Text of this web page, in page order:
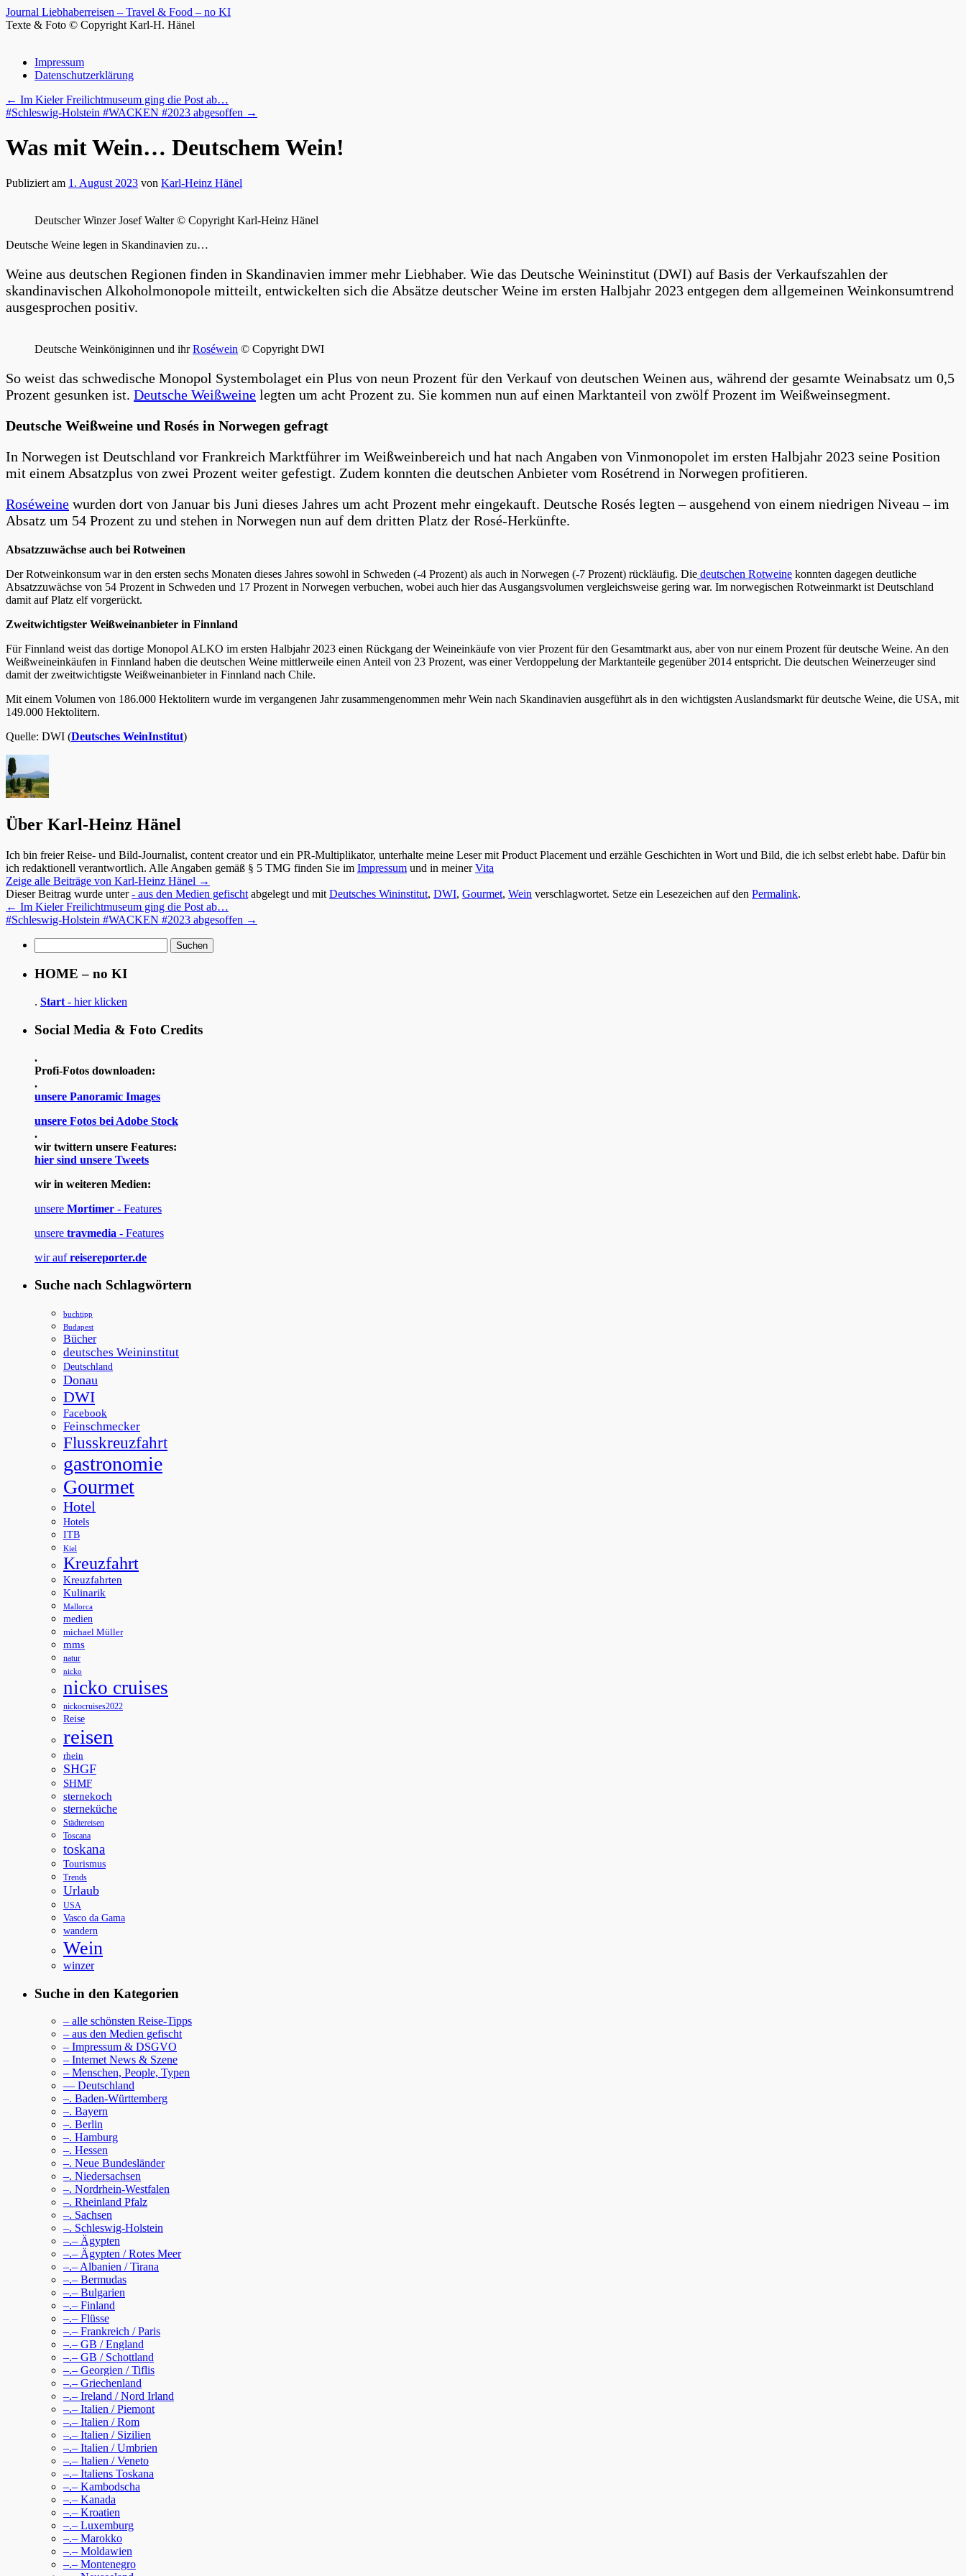
Journal Liebhaberreisen – Travel & Food – no KI
Texte & Foto © Copyright Karl-H. Hänel
Zum
Inhalt
Impressum
Datenschutzerklärung
← Im Kieler Freilichtmuseum ging die Post ab…
#Schleswig-Holstein #WACKEN #2023 abgesoffen →
Was mit Wein… Deutschem Wein!
Publiziert am 1. August 2023 von Karl-Heinz Hänel
Deutscher Winzer Josef Walter © Copyright Karl-Heinz Hänel
Deutsche Weine legen in Skandinavien zu…
Weine aus deutschen Regionen finden in Skandinavien immer mehr Liebhaber. Wie das Deutsche Weininstitut (DWI) auf Basis der Verkaufszahlen der
skandinavischen Alkoholmonopole mitteilt, entwickelten sich die Absätze deutscher Weine im ersten Halbjahr 2023 entgegen dem allgemeinen Weinkonsumtrend
ausgesprochen positiv.
Deutsche Weinköniginnen und ihrRoséwein © Copyright DWI
So weist das schwedische Monopol Systembolaget ein Plus von neun Prozent für den Verkauf von deutschen Weinen aus, während der gesamte Weinabsatz um 0,5
Prozent gesunken ist. Deutsche Weißweine legten um acht Prozent zu. Sie kommen nun auf einen Marktanteil von zwölf Prozent im Weißweinsegment.
Deutsche Weißweine und Rosés in Norwegen gefragt
In Norwegen ist Deutschland vor Frankreich Marktführer im Weißweinbereich und hat nach Angaben von Vinmonopolet im ersten Halbjahr 2023 seine Position
mit einem Absatzplus von zwei Prozent weiter gefestigt. Zudem konnten die deutschen Anbieter vom Rosétrend in Norwegen profitieren.
Roséweine wurden dort von Januar bis Juni dieses Jahres um acht Prozent mehr eingekauft. Deutsche Rosés legten – ausgehend von einem niedrigen Niveau – im
Absatz um 54 Prozent zu und stehen in Norwegen nun auf dem dritten Platz der Rosé-Herkünfte.
Absatzzuwächse auch bei Rotweinen
Der Rotweinkonsum war in den ersten sechs Monaten dieses Jahres sowohl in Schweden (-4 Prozent) als auch in Norwegen (-7 Prozent) rückläufig. Die deutschen Rotweine konnten dagegen deutliche
Absatzzuwächse von 54 Prozent in Schweden und 17 Prozent in Norwegen verbuchen, wobei auch hier das Ausgangsvolumen vergleichsweise gering war. Im norwegischen Rotweinmarkt ist Deutschland
damit auf Platz elf vorgerückt.
Zweitwichtigster Weißweinanbieter in Finnland
Für Finnland weist das dortige Monopol ALKO im ersten Halbjahr 2023 einen Rückgang der Weineinkäufe von vier Prozent für den Gesamtmarkt aus, aber von nur einem Prozent für deutsche Weine. An den
Weißweineinkäufen in Finnland haben die deutschen Weine mittlerweile einen Anteil von 23 Prozent, was einer Verdoppelung der Marktanteile gegenüber 2014 entspricht. Die deutschen Weinerzeuger sind
damit der zweitwichtigste Weißweinanbieter in Finnland nach Chile.
Mit einem Volumen von 186.000 Hektolitern wurde im vergangenen Jahr zusammengenommen mehr Wein nach Skandinavien ausgeführt als in den wichtigsten Auslandsmarkt für deutsche Weine, die USA, mit
149.000 Hektolitern.
Quelle: DWI (Deutsches WeinInstitut)
Über Karl-Heinz Hänel
Ich bin freier Reise- und Bild-Journalist, content creator und ein PR-Multiplikator, unterhalte meine Leser mit Product Placement und erzähle Geschichten in Wort und Bild, die ich selbst erlebt habe. Dafür bin
ich redaktionell verantwortlich. Alle Angaben gemäß § 5 TMG finden Sie im Impressum und in meinerVita
Zeige alle Beiträge von Karl-Heinz Hänel →
Dieser Beitrag wurde unter- aus den Medien gefischt abgelegt und mit Deutsches Wininstitut, DWI, Gourmet, Wein verschlagwortet. Setze ein Lesezeichen auf den Permalink.
← Im Kieler Freilichtmuseum ging die Post ab…
#Schleswig-Holstein #WACKEN #2023 abgesoffen →
nach:
HOME – no KI
. Start - hier klicken
Social Media & Foto Credits
.
Profi-Fotos downloaden:
.
unsere Panoramic Images
unsere Fotos bei Adobe Stock
.
wir twittern unsere Features:
hier sind unsere Tweets
wir in weiteren Medien:
unsere Mortimer - Features
unsere travmedia - Features
wir aufreisereporter.de
Suche nach Schlagwörtern
buchtipp
Budapest
Bücher
deutsches Weininstitut
Deutschland
Donau
DWI
Facebook
Feinschmecker
Flusskreuzfahrt
gastronomie
Gourmet
Hotel
Hotels
ITB
Kiel
Kreuzfahrt
Kreuzfahrten
Kulinarik
Mallorca
medien
michael Müller
mms
natur
nicko
nicko cruises
nickocruises2022
Reise
reisen
rhein
SHGF
SHMF
sternekoch
sterneküche
Städtereisen
Toscana
toskana
Tourismus
Trends
Urlaub
USA
Vasco da Gama
wandern
Wein
winzer
Suche in den Kategorien
– alle schönsten Reise-Tipps
– aus den Medien gefischt
– Impressum & DSGVO
– Internet News & Szene
– Menschen, People, Typen
— Deutschland
–. Baden-Württemberg
–. Bayern
–. Berlin
–. Hamburg
–. Hessen
–. Neue Bundesländer
–. Niedersachsen
–. Nordrhein-Westfalen
–. Rheinland Pfalz
–. Sachsen
–. Schleswig-Holstein
–.– Ägypten
–.– Ägypten / Rotes Meer
–.– Albanien / Tirana
–.– Bermudas
–.– Bulgarien
–.– Finland
–.– Flüsse
–.– Frankreich / Paris
–.– GB / England
–.– GB / Schottland
–.– Georgien / Tiflis
–.– Griechenland
–.– Ireland / Nord Irland
–.– Italien / Piemont
–.– Italien / Rom
–.– Italien / Sizilien
–.– Italien / Umbrien
–.– Italien / Veneto
–.– Italiens Toskana
–.– Kambodscha
–.– Kanada
–.– Kroatien
–.– Luxemburg
–.– Marokko
–.– Moldawien
–.– Montenegro